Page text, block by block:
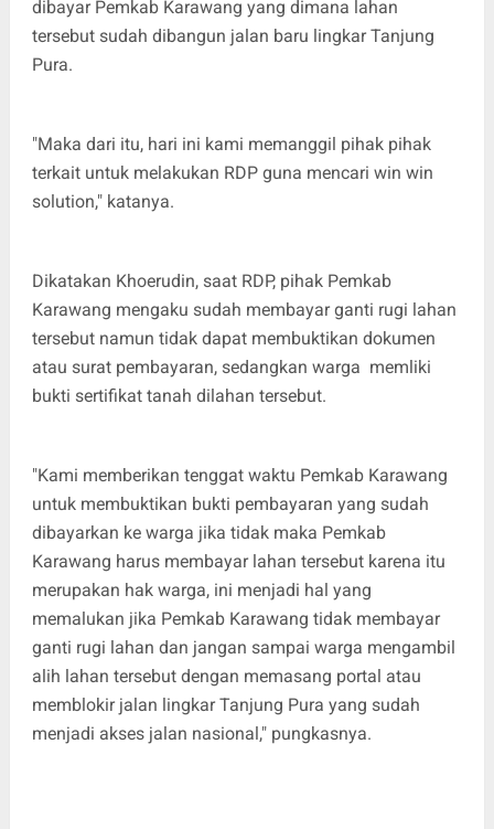
dibayar Pemkab Karawang yang dimana lahan
tersebut sudah dibangun jalan baru lingkar Tanjung
Pura.
"Maka dari itu, hari ini kami memanggil pihak pihak
terkait untuk melakukan RDP guna mencari win win
solution," katanya.
Dikatakan Khoerudin, saat RDP, pihak Pemkab
Karawang mengaku sudah membayar ganti rugi lahan
tersebut namun tidak dapat membuktikan dokumen
atau surat pembayaran, sedangkan warga memliki
bukti sertifikat tanah dilahan tersebut.
"Kami memberikan tenggat waktu Pemkab Karawang
untuk membuktikan bukti pembayaran yang sudah
dibayarkan ke warga jika tidak maka Pemkab
Karawang harus membayar lahan tersebut karena itu
merupakan hak warga, ini menjadi hal yang
memalukan jika Pemkab Karawang tidak membayar
ganti rugi lahan dan jangan sampai warga mengambil
alih lahan tersebut dengan memasang portal atau
memblokir jalan lingkar Tanjung Pura yang sudah
menjadi akses jalan nasional," pungkasnya.